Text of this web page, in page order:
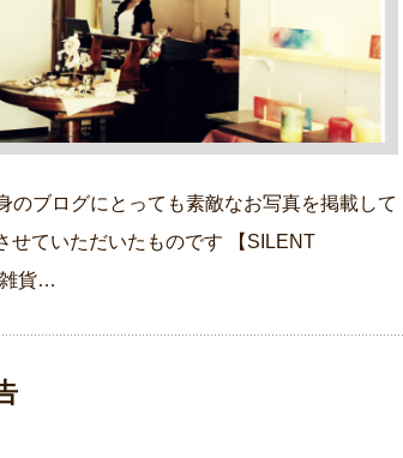
ブログにとっても素敵なお写真を掲載して
せていただいたものです 【SILENT
雑貨…